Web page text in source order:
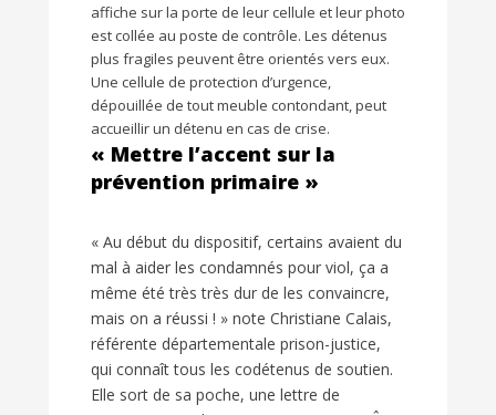
affiche sur la porte de leur cellule et leur photo
est collée au poste de contrôle. Les détenus
plus fragiles peuvent être orientés vers eux.
Une cellule de protection d’urgence,
dépouillée de tout meuble contondant, peut
accueillir un détenu en cas de crise.
« Mettre l’accent sur la
prévention primaire »
« Au début du dispositif, certains avaient du
mal à aider les condamnés pour viol, ça a
même été très très dur de les convaincre,
mais on a réussi ! » note Christiane Calais,
référente départementale prison-justice,
qui connaît tous les codétenus de soutien.
Elle sort de sa poche, une lettre de